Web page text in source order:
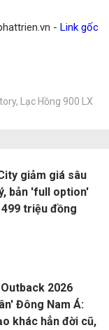
- Link gốc
, Lạc Hồng 900 LX
giảm giá sâu
bản 'full option'
triệu đồng
2026
Đông Nam Á:
khác hẳn đời cũ,